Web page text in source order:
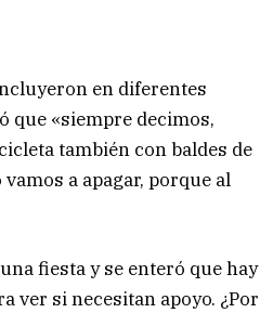
en diferentes
que «siempre decimos,
también con baldes de
a apagar, porque al
fiesta y se enteró que hay
ver si necesitan apoyo. ¿Por